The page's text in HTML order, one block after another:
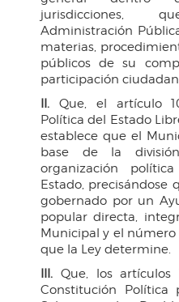
jurisdicciones,
Administración
materias,
públicos de su
participación
II. Que, el artículo
Política del Estado
establece que el
base de la
organización
Estado, precisándose
gobernado por un
popular directa,
Municipal y el número
que la Ley determine.
III. Que, los
Constitución